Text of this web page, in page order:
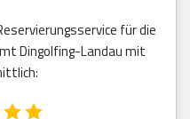
für die
Dingolfing-Landau mit